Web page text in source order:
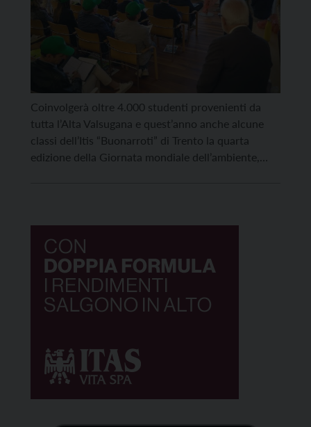
Coinvolgerà oltre 4.000 studenti provenienti da
tutta l’Alta Valsugana e quest’anno anche alcune
classi dell’Itis “Buonarroti” di Trento la quarta
edizione della Giornata mondiale dell’ambiente,
giornata si celebra ogni anno il 5 giugno, ed è […]